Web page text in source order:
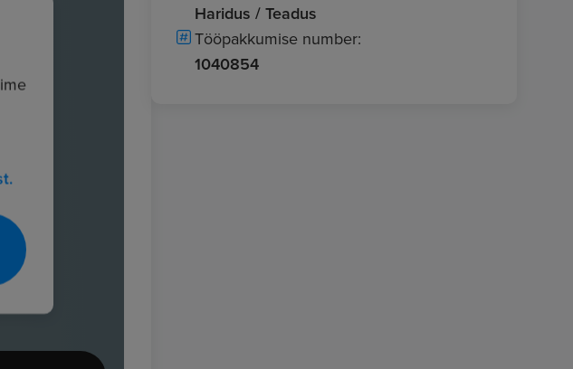
Haridus / Teadus
Tööpakkumise number:
1040854